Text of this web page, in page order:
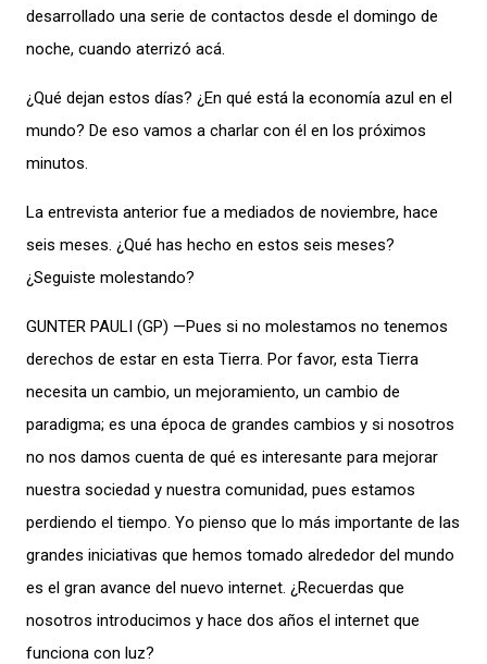
desarrollado una serie de contactos desde el domingo de
noche, cuando aterrizó acá.
¿Qué dejan estos días? ¿En qué está la economía azul en el
mundo? De eso vamos a charlar con él en los próximos
minutos.
La entrevista anterior fue a mediados de noviembre, hace
seis meses. ¿Qué has hecho en estos seis meses?
¿Seguiste molestando?
GUNTER PAULI (GP) —Pues si no molestamos no tenemos
derechos de estar en esta Tierra. Por favor, esta Tierra
necesita un cambio, un mejoramiento, un cambio de
paradigma; es una época de grandes cambios y si nosotros
no nos damos cuenta de qué es interesante para mejorar
nuestra sociedad y nuestra comunidad, pues estamos
perdiendo el tiempo. Yo pienso que lo más importante de las
grandes iniciativas que hemos tomado alrededor del mundo
es el gran avance del nuevo internet. ¿Recuerdas que
nosotros introducimos y hace dos años el internet que
funciona con luz?